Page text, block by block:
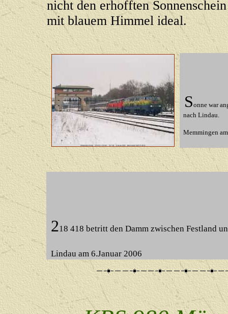
nicht den erhofften
mit blauem Himmel ideal.
Sonne war
nach Lindau.
Memmingen
218 418 betritt den Damm zwischen Festland
Lindau am 6.Januar 2006